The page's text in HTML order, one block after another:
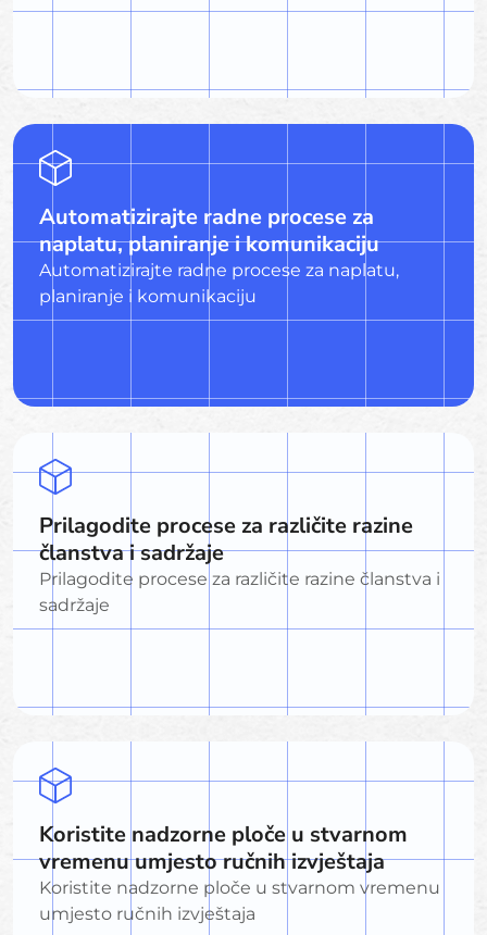
Automatizirajte radne procese za
naplatu, planiranje i komunikaciju
Automatizirajte radne procese za naplatu,
planiranje i komunikaciju
Prilagodite procese za različite razine
članstva i sadržaje
Prilagodite procese za različite razine članstva i
sadržaje
Koristite nadzorne ploče u stvarnom
vremenu umjesto ručnih izvještaja
Koristite nadzorne ploče u stvarnom vremenu
umjesto ručnih izvještaja